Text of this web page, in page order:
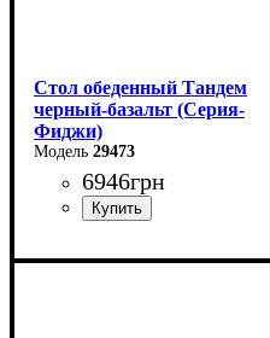
Стол обеденный Тандем
черный-базальт (Серия-
Фиджи)
29473
6946грн
Ширина: 120 см